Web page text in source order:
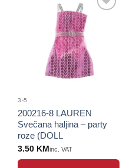
Sačuvaj
3-5
200216-8 LAUREN
Svečana haljina – party
roze (DOLL
COLLECTION)
3.50 KMinc. VAT